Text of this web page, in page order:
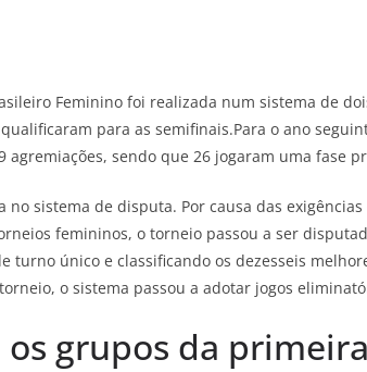
Feminino foi realizada num sistema de
para as semifinais.Para o ano
sendo que 26 jogaram uma fase
sistema de disputa. Por causa das
femininos, o torneio passou a ser
turno único e classificando os dezesseis
o sistema passou a adotar jogos
grupos da